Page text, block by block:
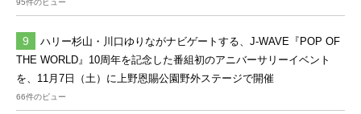
95件のビュー
ハリー杉山・川口ゆりながナビゲートする、J-WAVE『POP OF
THE WORLD』10周年を記念した番組初のアニバーサリーイベント
を、11月7日（土）に上野恩賜公園野外ステージで開催
66件のビュー